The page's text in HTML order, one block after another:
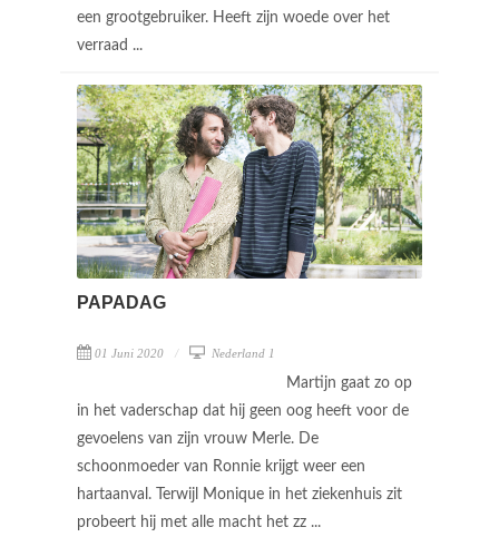
een grootgebruiker. Heeft zijn woede over het
verraad ...
PAPADAG
01 Juni 2020 Nederland 1
Martijn gaat zo op
in het vaderschap dat hij geen oog heeft voor de
gevoelens van zijn vrouw Merle. De
schoonmoeder van Ronnie krijgt weer een
hartaanval. Terwijl Monique in het ziekenhuis zit
probeert hij met alle macht het zz ...